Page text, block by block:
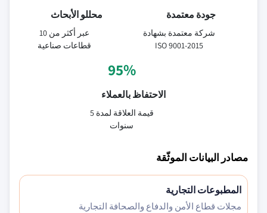
جودة معتمدة
شركة معتمدة بشهادة
ISO 9001-2015
محللو الأبحاث
عبر أكثر من 10
قطاعات صناعية
95%
الاحتفاظ بالعملاء
قيمة العلاقة لمدة 5
سنوات
مصادر البيانات الموثّقة
المطبوعات التجارية
مجلات قطاع الأمن والدفاع والصحافة التجارية